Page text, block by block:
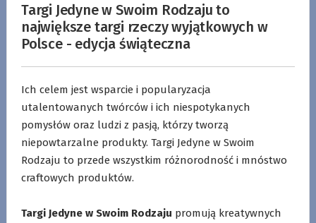
Targi Jedyne w Swoim Rodzaju to
największe targi rzeczy wyjątkowych w
Polsce - edycja świąteczna
Ich celem jest wsparcie i popularyzacja
utalentowanych twórców i ich niespotykanych
pomysłów oraz ludzi z pasją, którzy tworzą
niepowtarzalne produkty. Targi Jedyne w Swoim
Rodzaju to przede wszystkim różnorodność i mnóstwo
craftowych produktów.
Targi Jedyne w Swoim Rodzaju promują kreatywnych